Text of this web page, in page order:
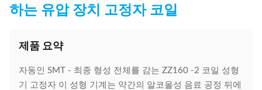
하는 유압 장치 고정자 코일
제품 요약
자동인 SMT - 최종 형성 전체를 감는 ZZ160 -2 코일 성형
기 고정자 이 성형 기계는 약간의 알코올성 음료 공정 뒤에